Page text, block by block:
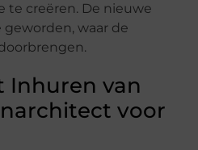
te creëren. De nieuwe
geworden, waar de
Inhuren van
voor